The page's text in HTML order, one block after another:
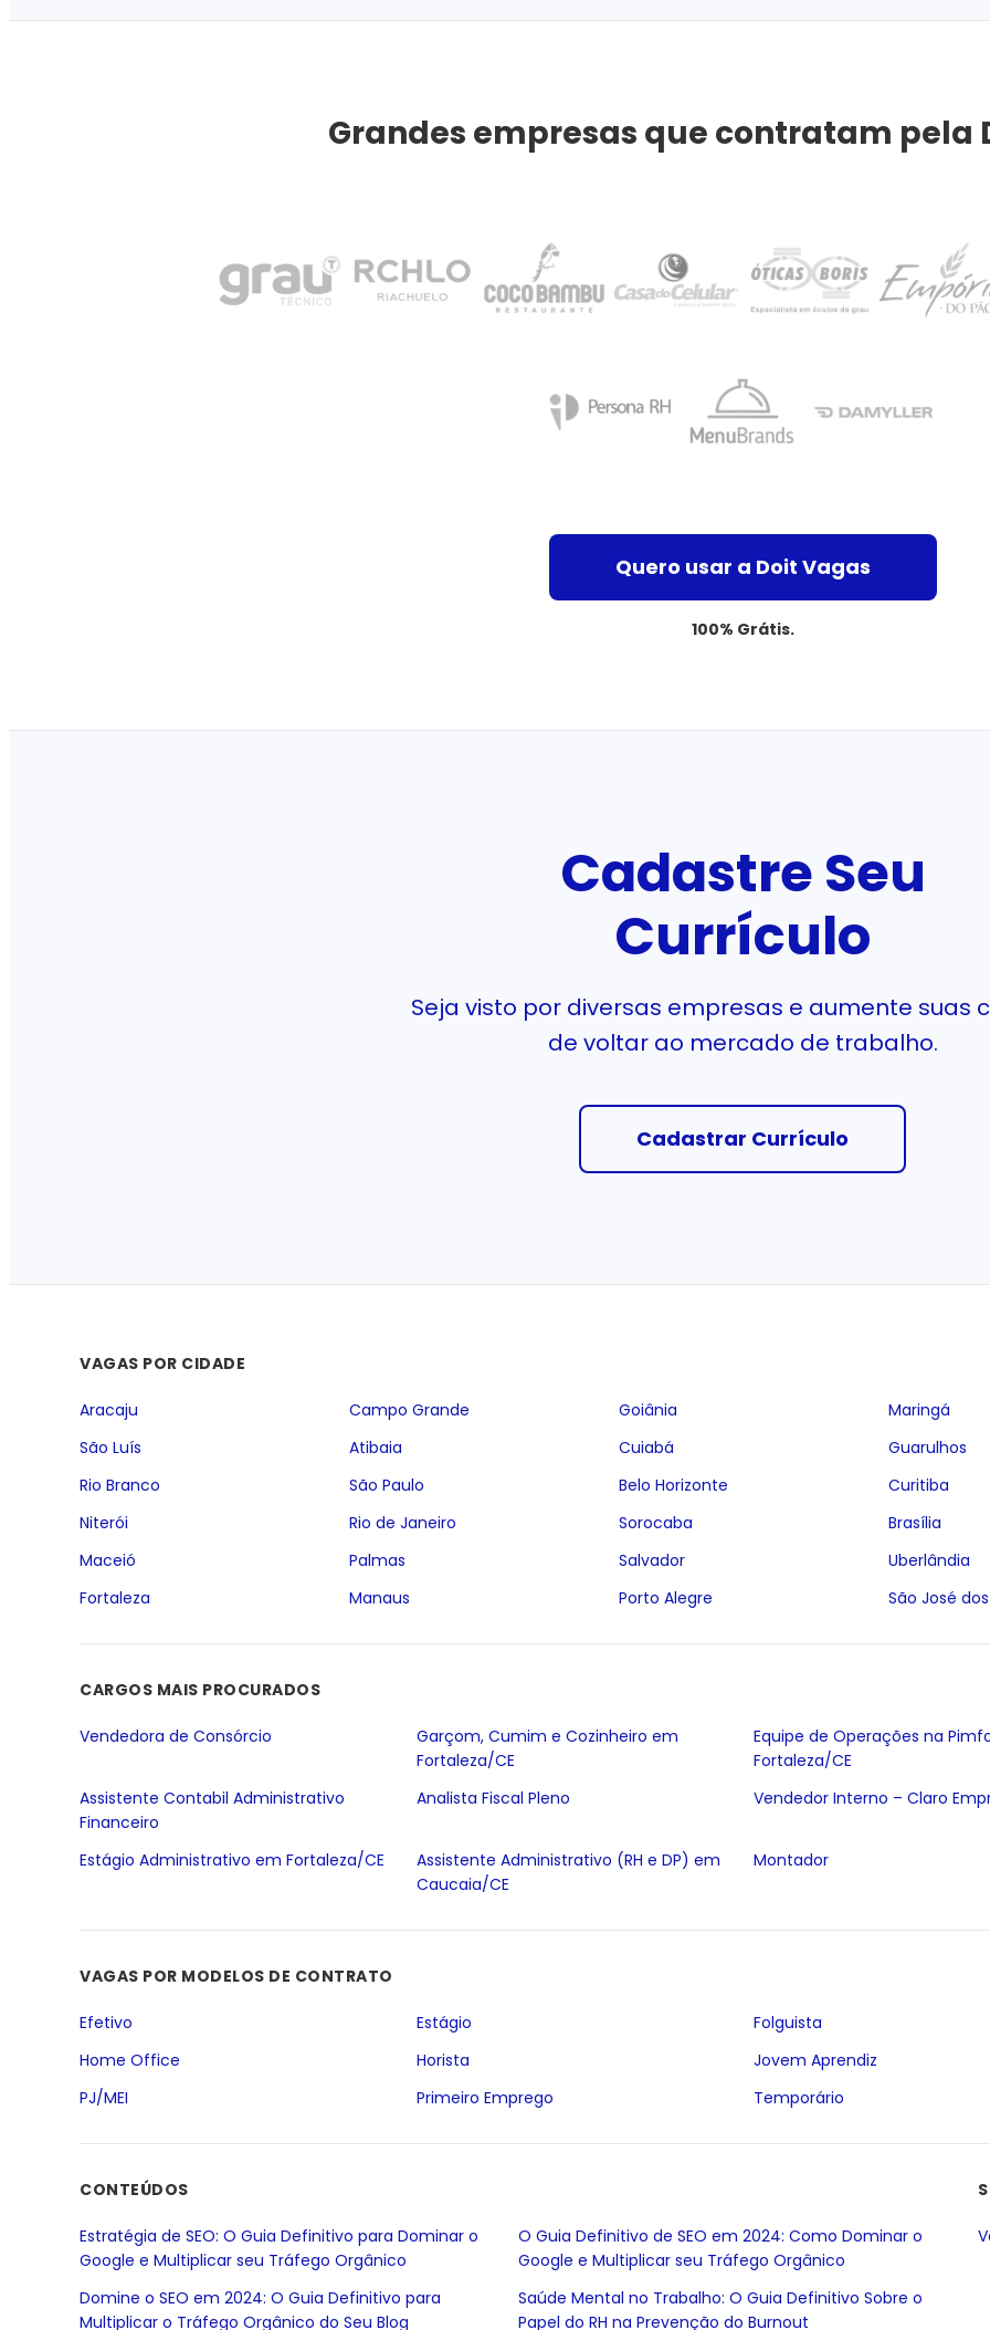
Grandes empresas que contratam pela
Quero usar a Doit Vagas
100% Grátis.
Cadastre Seu
Currículo
Seja visto por diversas empresas e aumente suas
de voltar ao mercado de trabalho.
Cadastrar Currículo
VAGAS POR CIDADE
Aracaju Campo Grande Goiânia Maringá
São Luís
Atibaia Cuiabá Guarulhos
Rio Branco
São Paulo Belo Horizonte Curitiba
Niterói
Rio de Janeiro Sorocaba Brasília
Maceió
Palmas Salvador Uberlândia
Fortaleza
Manaus Porto Alegre São José
CARGOS MAIS PROCURADOS
Vendedora de Consórcio
Garçom, Cumim e Cozinheiro em
Fortaleza/CE
Equipe de Operações na
Fortaleza/CE
Assistente Contabil Administrativo
Financeiro
Analista Fiscal Pleno Vendedor Interno – Claro
Estágio Administrativo em Fortaleza/CE
Assistente Administrativo (RH e DP) em
Caucaia/CE
Montador
VAGAS POR MODELOS DE CONTRATO
Efetivo Estágio Folguista
Home Office
Horista Jovem Aprendiz
PJ/MEI
Primeiro Emprego Temporário
CONTEÚDOS
Estratégia de SEO: O Guia Definitivo para Dominar o
Google e Multiplicar seu Tráfego Orgânico
O Guia Definitivo de SEO em 2024: Como Dominar o
Google e Multiplicar seu Tráfego Orgânico
Domine o SEO em 2024: O Guia Definitivo para
Multiplicar o Tráfego Orgânico do Seu Blog
Saúde Mental no Trabalho: O Guia Definitivo Sobre o
Papel do RH na Prevenção do Burnout